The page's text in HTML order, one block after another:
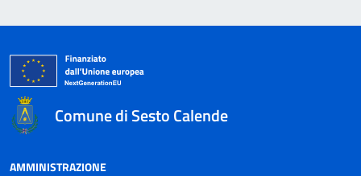
Comune di Sesto Calende
AMMINISTRAZIONE